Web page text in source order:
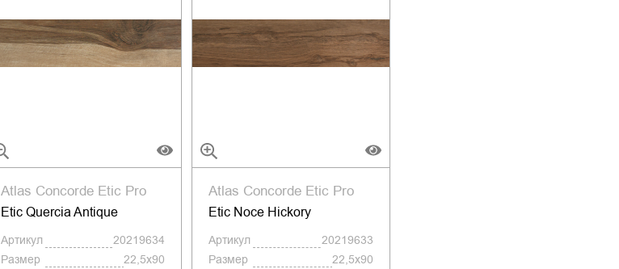
Atlas Concorde Etic Pro
Etic Quercia Antique
Артикул
20219634
Размер
22,5x90
Atlas Concorde Etic Pro
Etic Noce Hickory
Артикул
20219633
Размер
22,5x90